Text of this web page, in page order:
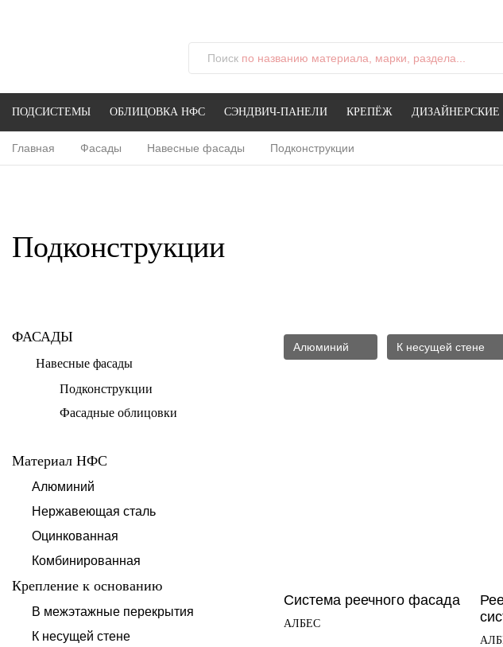
Поиск по названию материала, марки, раздела...
ПОДСИСТЕМЫ ОБЛИЦОВКА НФС СЭНДВИЧ-ПАНЕЛИ КРЕПЁЖ
Главная Фасады Навесные фасады Подконструкции
Подконструкции
ФАСАДЫ
Навесные фасады
Подконструкции
Фасадные облицовки
Материал НФС
Алюминий
Нержавеющая сталь
Оцинкованная
Комбинированная
Крепление к основанию
В межэтажные перекрытия
К несущей стене
Алюминий К несущей стене
Система реечного фасада
АЛБЕС